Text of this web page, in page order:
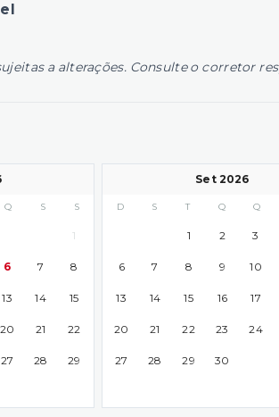
a alterações. Consulte o corretor
Q S S
1
6 7 8
13 14 15
20 21 22
27 28 29
Set 2026
D S T Q Q
1 2 3
6 7 8 9 10
13 14 15 16 17
20 21 22 23 24
27 28 29 30